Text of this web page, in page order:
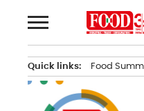
al
Quick links: Food